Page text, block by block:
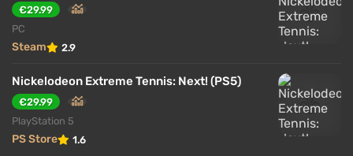
€29.99
PC
Steam 2.9
Nickelodeon Extreme Tennis: Next! (PS5)
€29.99
PlayStation 5
PS Store 1.6